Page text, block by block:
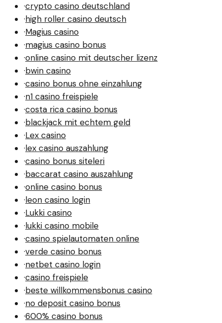
·crypto casino deutschland
·high roller casino deutsch
·Magius casino
·magius casino bonus
·online casino mit deutscher lizenz
·bwin casino
·casino bonus ohne einzahlung
·n1 casino freispiele
·costa rica casino bonus
·blackjack mit echtem geld
·Lex casino
·lex casino auszahlung
·casino bonus siteleri
·baccarat casino auszahlung
·online casino bonus
·leon casino login
·Lukki casino
·lukki casino mobile
·casino spielautomaten online
·verde casino bonus
·netbet casino login
·casino freispiele
·beste willkommensbonus casino
·no deposit casino bonus
·600% casino bonus